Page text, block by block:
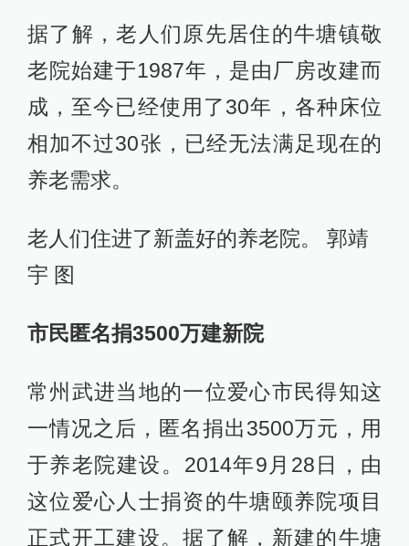
据了解，老人们原先居住的牛塘镇敬
老院始建于1987年，是由厂房改建而
成，至今已经使用了30年，各种床位
相加不过30张，已经无法满足现在的
养老需求。
老人们住进了新盖好的养老院。 郭靖
宇 图
市民匿名捐3500万建新院
常州武进当地的一位爱心市民得知这
一情况之后，匿名捐出3500万元，用
于养老院建设。2014年9月28日，由
这位爱心人士捐资的牛塘颐养院项目
正式开工建设。据了解，新建的牛塘